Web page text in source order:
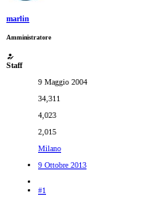
marlin
Amministratore
Staff
9 Maggio 2004
34,311
4,023
2,015
Milano
9 Ottobre 2013
#1